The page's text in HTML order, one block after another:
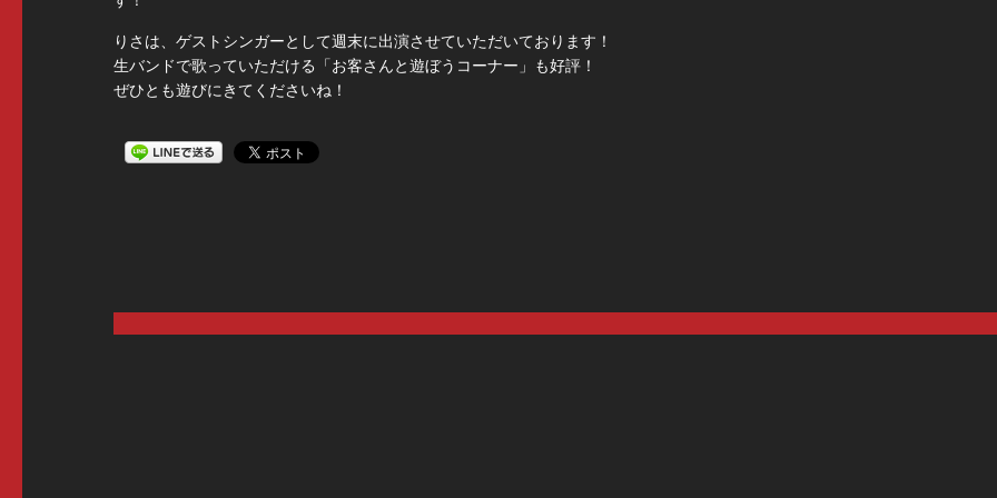
りさは、ゲストシンガーとして週末に出演させていただいております！
生バンドで歌っていただける「お客さんと遊ぼうコーナー」も好評！
ぜひとも遊びにきてくださいね！